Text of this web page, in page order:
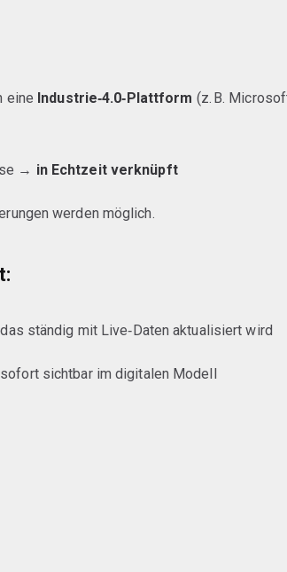
eine Industrie‑4.0‑Plattform (z. B.
→ in Echtzeit verknüpft
werden möglich.
ständig mit Live‑Daten aktualisiert wird
sichtbar im digitalen Modell